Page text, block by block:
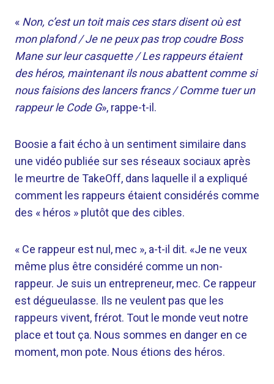
« Non, c’est un toit mais ces stars disent où est
mon plafond / Je ne peux pas trop coudre Boss
Mane sur leur casquette / Les rappeurs étaient
des héros, maintenant ils nous abattent comme si
nous faisions des lancers francs / Comme tuer un
rappeur le Code G», rappe-t-il.
Boosie a fait écho à un sentiment similaire dans
une vidéo publiée sur ses réseaux sociaux après
le meurtre de TakeOff, dans laquelle il a expliqué
comment les rappeurs étaient considérés comme
des « héros » plutôt que des cibles.
« Ce rappeur est nul, mec », a-t-il dit. «Je ne veux
même plus être considéré comme un non-
rappeur. Je suis un entrepreneur, mec. Ce rappeur
est dégueulasse. Ils ne veulent pas que les
rappeurs vivent, frérot. Tout le monde veut notre
place et tout ça. Nous sommes en danger en ce
moment, mon pote. Nous étions des héros.